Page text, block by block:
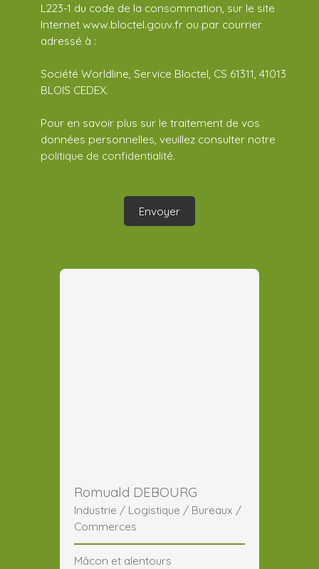
L223-1 du code de la consommation, sur le site
Internet www.bloctel.gouv.fr ou par courrier
adressé à :
Société Worldline, Service Bloctel, CS 61311, 41013
BLOIS CEDEX.
Pour en savoir plus sur le traitement de vos
données personnelles, veuillez consulter notre
politique de confidentialité.
Envoyer
Romuald DEBOURG
Industrie / Logistique / Bureaux /
Commerces
Mâcon et alentours